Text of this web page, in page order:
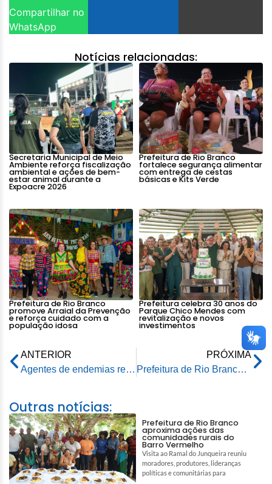
Compartilhar no
WhatsApp
Notícias relacionadas:
Secretaria Municipal de Meio
Ambiente reforça fiscalização
ambiental e ações de bem-
estar animal durante a
Expoacre 2026
Prefeitura de Rio Branco
fortalece segurança alimentar
com entrega de cestas
básicas e Kits Verde
Prefeitura de Rio Branco
promove Arraial da Prevenção
e reforça cuidado com a
população idosa
Prefeitura celebra 30 anos do
Parque Chico Mendes com
revitalização e novos
investimentos
ANTERIOR
Agentes de endemias realizam fumacê contra dengue no Horto Florestal
PRÓXIMA
Prefeitura de Rio Branco vai premiar contribuintes adimplentes do IPTU, com tvs, motos e carro zero KM
Outras notícias:
Prefeitura de Rio Branco
aproxima ações das
comunidades rurais do
Barro Vermelho
Visita ao Ramal do Junqueira reuniu
moradores, produtores, lideranças
políticas e comunitárias para